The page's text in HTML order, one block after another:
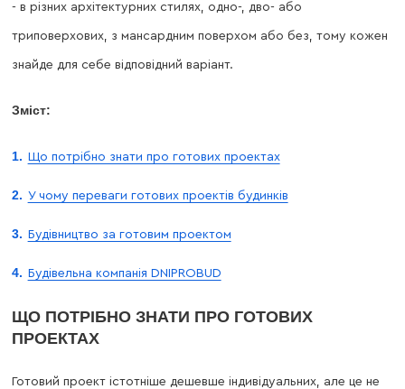
- в різних архітектурних стилях, одно-, дво- або
триповерхових, з мансардним поверхом або без, тому кожен
знайде для себе відповідний варіант.
Зміст:
Що потрібно знати про готових проектах
У чому переваги готових проектів будинків
Будівництво за готовим проектом
Будівельна компанія DNIPROBUD
ЩО ПОТРІБНО ЗНАТИ ПРО ГОТОВИХ
ПРОЕКТАХ
Готовий проект істотніше дешевше індивідуальних, але це не